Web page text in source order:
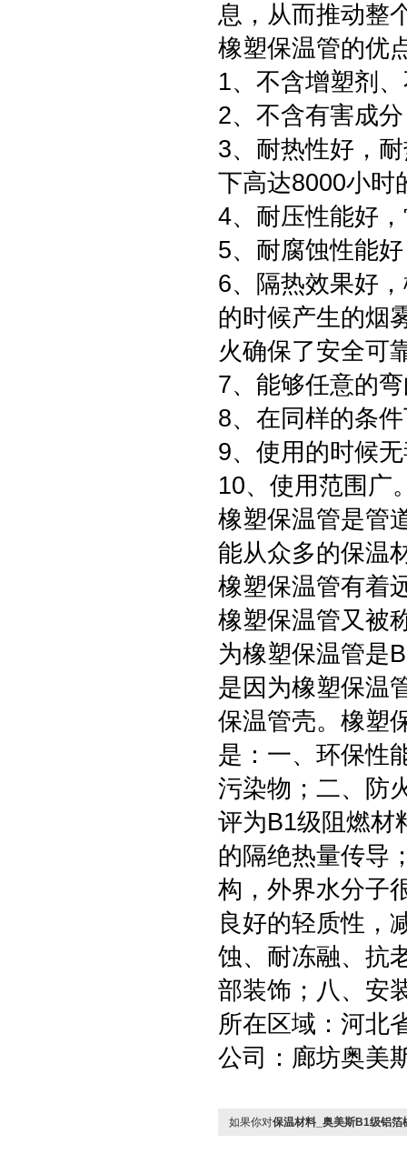
息，从而推动整
橡塑保温管的优
1、不含增塑剂
2、不含有害成
3、耐热性好，
下高达8000小时
4、耐压性能好
5、耐腐蚀性能
6、隔热效果好
的时候产生的烟
火确保了安全可
7、能够任意的
8、在同样的条
9、使用的时候
10、使用范围广
橡塑保温管是管
能从众多的保温
橡塑保温管有着
橡塑保温管又被
为橡塑保温管是
是因为橡塑保温
保温管壳。橡塑
是：一、环保性
污染物；二、防
评为B1级阻燃材
的隔绝热量传导
构，外界水分子
良好的轻质性，
蚀、耐冻融、抗
部装饰；八、安
所在区域：河北
公司：廊坊奥美
如果你对保温材料_奥美斯B1级铝箔